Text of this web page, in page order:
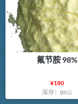
氟节胺 98%
¥180
库存： 0KG